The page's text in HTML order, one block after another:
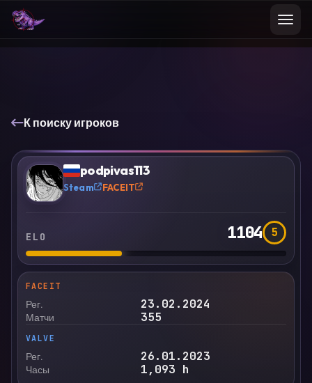
К поиску игроков
? podpivas113
Steam FACEIT
ELO 1104 5
FACEIT
Рег. 23.02.2024
Матчи 355
VALVE
Рег. 26.01.2023
Часы 1,093 h